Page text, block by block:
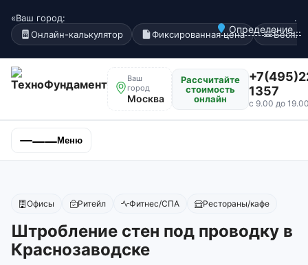
«Ваш город:
Определение...
.
Онлайн-калькулятор
Фиксированная цена
Ваш
город
Москва
Рассчитайте
стоимость
онлайн
1357
с 9.00 до
Меню
Офисы Ритейл Фитнес/СПА Рестораны/кафе
Штробление стен под проводку в
Краснозаводске